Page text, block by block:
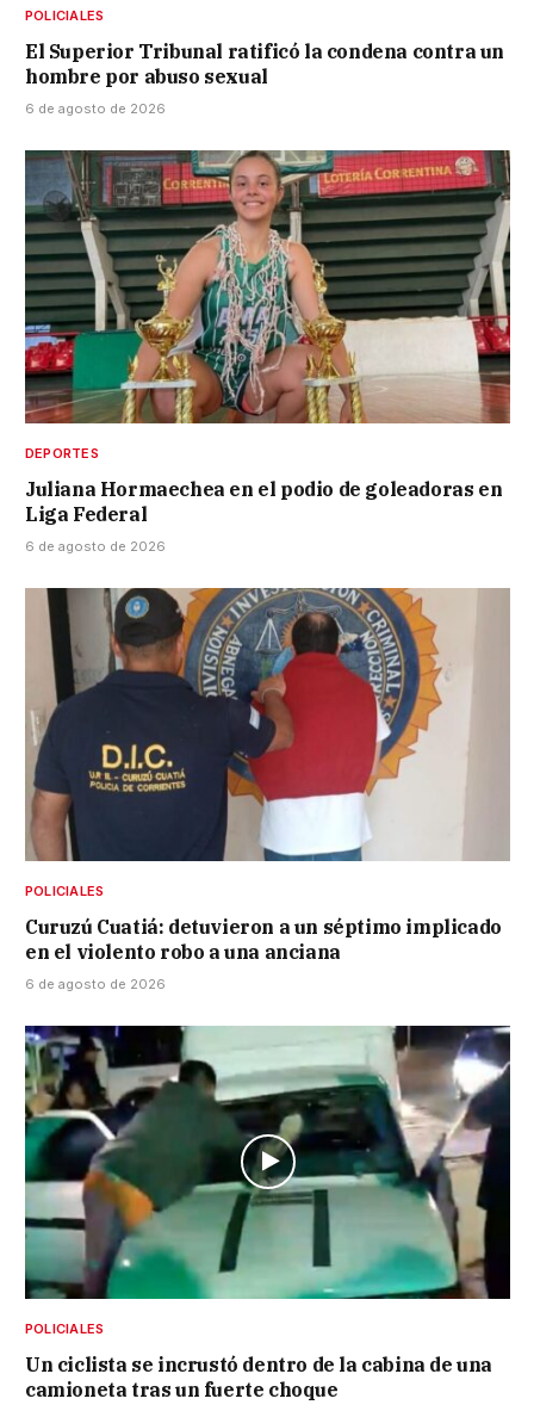
POLICIALES
El Superior Tribunal ratificó la condena contra un
hombre por abuso sexual
6 de agosto de 2026
DEPORTES
Juliana Hormaechea en el podio de goleadoras en
Liga Federal
6 de agosto de 2026
POLICIALES
Curuzú Cuatiá: detuvieron a un séptimo implicado
en el violento robo a una anciana
6 de agosto de 2026
POLICIALES
Un ciclista se incrustó dentro de la cabina de una
camioneta tras un fuerte choque